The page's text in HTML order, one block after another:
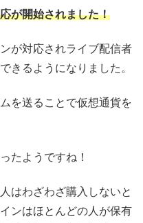
が開始されました！
が対応されライブ配信者
きるようになりました。
を送ることで仮想通貨を
たようですね！
はわざわざ購入しないと
ンはほとんどの人が保有